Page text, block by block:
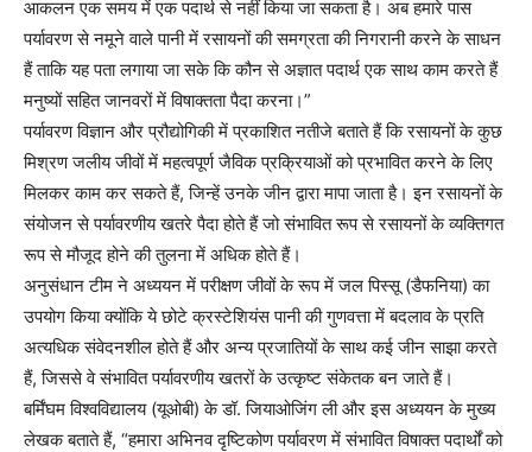
आकलन एक समय में एक पदार्थ से नहीं किया जा सकता है। अब हमारे पास
पर्यावरण से नमूने वाले पानी में रसायनों की समग्रता की निगरानी करने के साधन
हैं ताकि यह पता लगाया जा सके कि कौन से अज्ञात पदार्थ एक साथ काम करते हैं
मनुष्यों सहित जानवरों में विषाक्तता पैदा करना।”
पर्यावरण विज्ञान और प्रौद्योगिकी में प्रकाशित नतीजे बताते हैं कि रसायनों के कुछ
मिश्रण जलीय जीवों में महत्वपूर्ण जैविक प्रक्रियाओं को प्रभावित करने के लिए
मिलकर काम कर सकते हैं, जिन्हें उनके जीन द्वारा मापा जाता है। इन रसायनों के
संयोजन से पर्यावरणीय खतरे पैदा होते हैं जो संभावित रूप से रसायनों के व्यक्तिगत
रूप से मौजूद होने की तुलना में अधिक होते हैं।
अनुसंधान टीम ने अध्ययन में परीक्षण जीवों के रूप में जल पिस्सू (डैफनिया) का
उपयोग किया क्योंकि ये छोटे क्रस्टेशियंस पानी की गुणवत्ता में बदलाव के प्रति
अत्यधिक संवेदनशील होते हैं और अन्य प्रजातियों के साथ कई जीन साझा करते
हैं, जिससे वे संभावित पर्यावरणीय खतरों के उत्कृष्ट संकेतक बन जाते हैं।
बर्मिंघम विश्वविद्यालय (यूओबी) के डॉ. जियाओजिंग ली और इस अध्ययन के मुख्य
लेखक बताते हैं, “हमारा अभिनव दृष्टिकोण पर्यावरण में संभावित विषाक्त पदार्थों को